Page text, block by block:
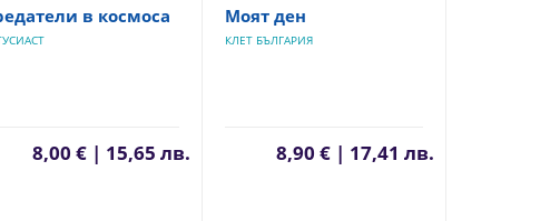
в космоса
8,00 € | 15,65 лв.
Моят ден
КЛЕТ БЪЛГАРИЯ
8,90 € | 17,41 лв.